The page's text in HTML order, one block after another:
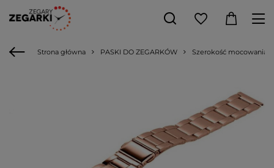
Strona główna PASKI DO ZEGARKÓW Szerokość mocowania